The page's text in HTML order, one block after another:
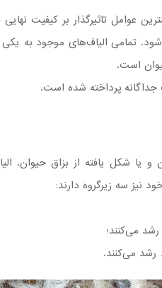
عوامل تاثیرگذار بر کیفیت
تمامی الیاف‌های موجود به
است.
پرداخته شده است.
یا شکل یافته از بزاق حیوان.
نیز سه زیرگروه دارند: